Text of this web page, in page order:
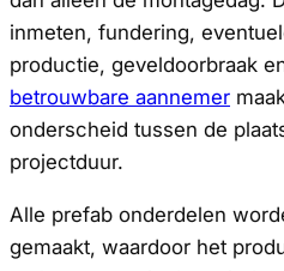
inmeten, fundering,
productie, geveldoorbraak
betrouwbare aannemer
onderscheid tussen de
projectduur.
Alle prefab onderdelen
gemaakt, waardoor het